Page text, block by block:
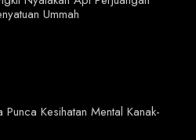
Ummah
Punca Kesihatan Mental Kanak-